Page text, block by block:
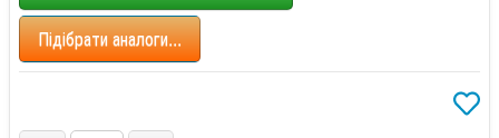
Підібрати аналоги...